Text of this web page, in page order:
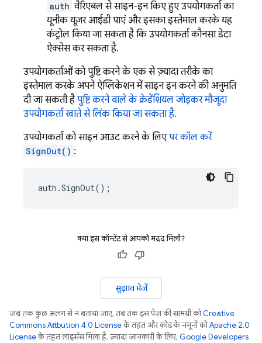
auth वैरिएबल से साइन-इन किए हुए उपयोगकर्ता का
यूनीक यूज़र आईडी पाएं, और इसका इस्तेमाल करके यह
कंट्रोल किया जा सकता है कि उपयोगकर्ता कौनसा डेटा
ऐक्सेस कर सकता है.
उपयोगकर्ताओं को, पुष्टि करने के एक से ज़्यादा तरीके का
इस्तेमाल करके, अपने ऐप्लिकेशन में साइन इन करने की अनुमति
दी जा सकती है पुष्टि करने वाले के क्रेडेंशियल जोड़कर मौजूदा
उपयोगकर्ता खाते से लिंक किया जा सकता है.
उपयोगकर्ता को साइन आउट करने के लिएपर कॉल करें
SignOut() :
auth .SignOut();
क्या इस कॉन्टेंट से आपको मदद मिली?
सुझाव भेजें
जब तक कुछ अलग से न बताया जाए, तब तक इस पेज की सामग्री कोCreative
Commons Attribution 4.0 Licenseके तहत और कोड के नमूनों कोApache 2.0
Licenseके तहत लाइसेंस मिला है. ज़्यादा जानकारी के लिए, Google Developers